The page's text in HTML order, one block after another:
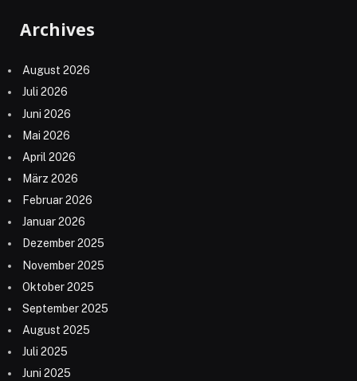
Archives
August 2026
Juli 2026
Juni 2026
Mai 2026
April 2026
März 2026
Februar 2026
Januar 2026
Dezember 2025
November 2025
Oktober 2025
September 2025
August 2025
Juli 2025
Juni 2025